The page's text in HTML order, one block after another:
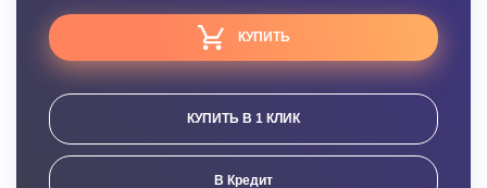
КУПИТЬ
КУПИТЬ В 1 КЛИК
В Кредит